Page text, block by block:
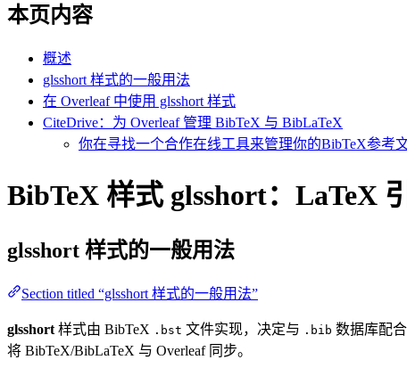
本页内容
概述
glsshort 样式的一般用法
在 Overleaf 中使用 glsshort 样式
CiteDrive：为 Overleaf 管理 BibTeX 与 BibLaTeX
你在寻找一个合作在线工具来管理你的BibTeX参考
BibTeX 样式 glsshort：LaTeX
glsshort 样式的一般用法
Section titled “glsshort 样式的一般用法”
glsshort 样式由 BibTeX .bst 文件实现，决定与 .bib 数据库配
将 BibTeX/BibLaTeX 与 Overleaf 同步。